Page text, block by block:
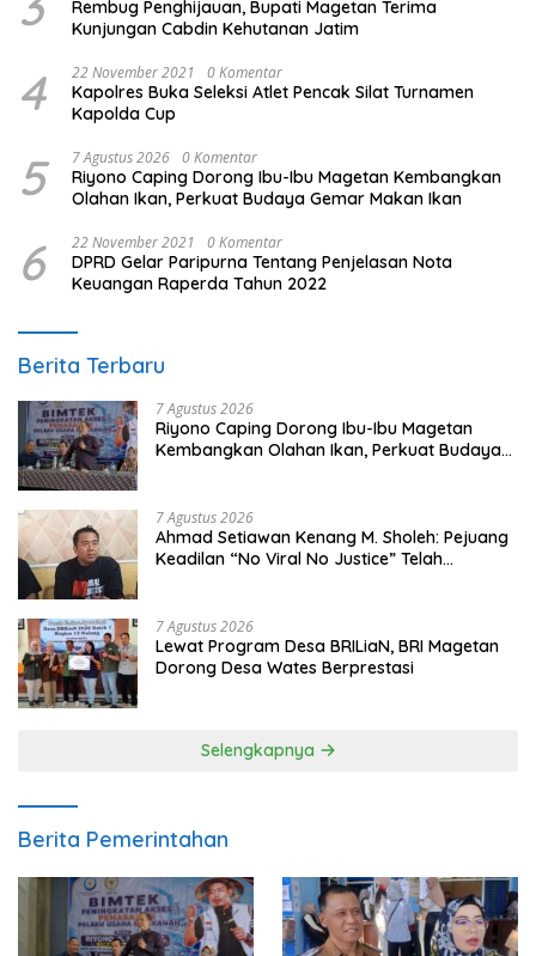
Rembug Penghijauan, Bupati Magetan Terima
Kunjungan Cabdin Kehutanan Jatim
4 22 November 2021 0 Komentar
Kapolres Buka Seleksi Atlet Pencak Silat Turnamen
Kapolda Cup
5 7 Agustus 2026 0 Komentar
Riyono Caping Dorong Ibu-Ibu Magetan Kembangkan
Olahan Ikan, Perkuat Budaya Gemar Makan Ikan
6 22 November 2021 0 Komentar
DPRD Gelar Paripurna Tentang Penjelasan Nota
Keuangan Raperda Tahun 2022
Berita Terbaru
7 Agustus 2026
Riyono Caping Dorong Ibu-Ibu Magetan
Kembangkan Olahan Ikan, Perkuat Budaya
7 Agustus 2026
Ahmad Setiawan Kenang M. Sholeh: Pejuang
Keadilan “No Viral No Justice” Telah
7 Agustus 2026
Lewat Program Desa BRILiaN, BRI Magetan
Dorong Desa Wates Berprestasi
Selengkapnya
Berita Pemerintahan